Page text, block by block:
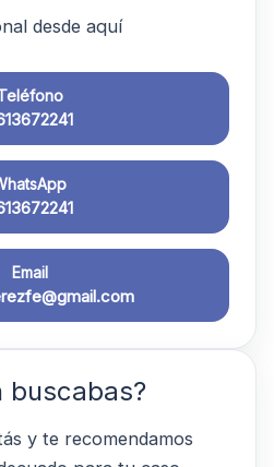
desde aquí
Email
buscabas?
y te recomendamos